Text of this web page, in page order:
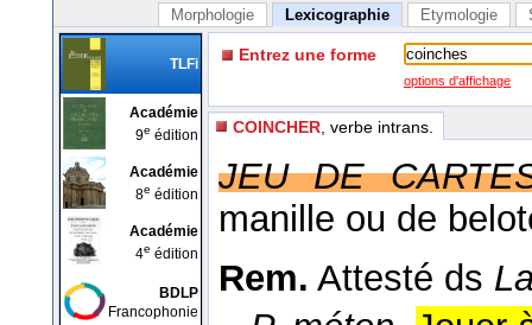
Morphologie Lexicographie Etymologie
TLFi
Académie
9e édition
Académie
8e édition
Académie
4e édition
BDLP
Francophonie
Entrez une forme
options d'affichage
COINCHER , verbe intrans.
JEU DE
manille ou de
Rem. Attesté ds